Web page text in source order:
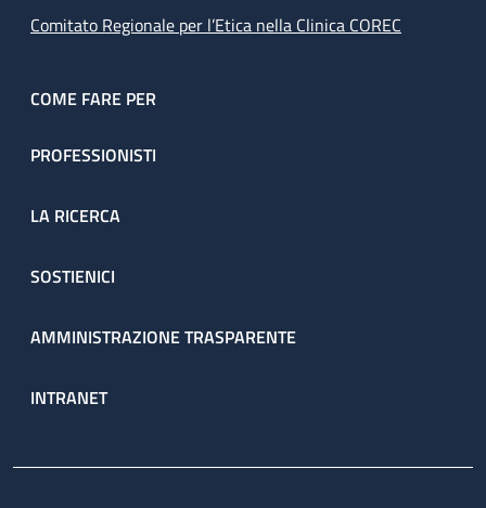
Comitato Regionale per l’Etica nella Clinica COREC
COME FARE PER
PROFESSIONISTI
LA RICERCA
SOSTIENICI
AMMINISTRAZIONE TRASPARENTE
INTRANET